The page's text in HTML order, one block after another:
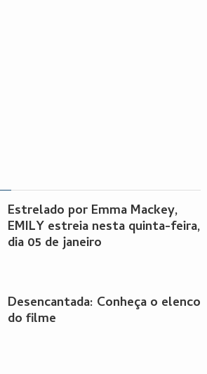
Estrelado por Emma Mackey,
EMILY estreia nesta quinta-feira,
dia 05 de janeiro
Desencantada: Conheça o elenco
do filme